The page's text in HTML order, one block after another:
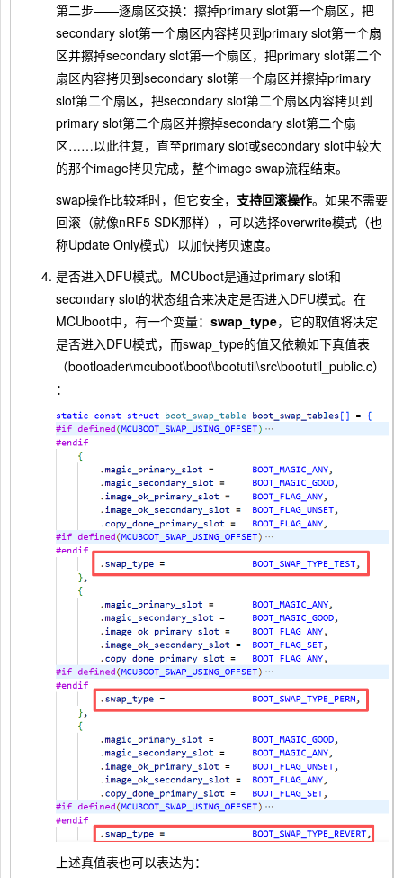
第二步——逐扇区交换：擦掉primary slot第一个扇区，把
secondary slot第一个扇区内容拷贝到primary slot第一个扇
区并擦掉secondary slot第一个扇区，把primary slot第二个
扇区内容拷贝到secondary slot第一个扇区并擦掉primary
slot第二个扇区，把secondary slot第二个扇区内容拷贝到
primary slot第二个扇区并擦掉secondary slot第二个扇
区……以此往复，直至primary slot或secondary slot中较大
的那个image拷贝完成，整个image swap流程结束。
swap操作比较耗时，但它安全， 支持回滚操作。如果不需要
回滚（就像nRF5 SDK那样），可以选择overwrite模式（也
称Update Only模式）以加快拷贝速度。
是否进入DFU模式。MCUboot是通过primary slot和
secondary slot的状态组合来决定是否进入DFU模式。在
MCUboot中，有一个变量： swap_type，它的取值将决定
是否进入DFU模式，而swap_type的值又依赖如下真值表
（bootloader\mcuboot\boot\bootutil\src\bootutil_public.c）
：
上述真值表也可以表达为：